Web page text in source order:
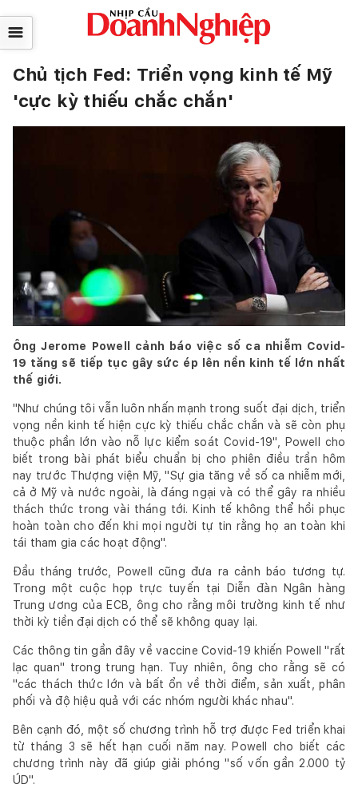
☰
Chủ tịch Fed: Triển vọng kinh tế Mỹ
'cực kỳ thiếu chắc chắn'
Ông Jerome Powell cảnh báo việc số ca nhiễm Covid-
19 tăng sẽ tiếp tục gây sức ép lên nền kinh tế lớn nhất
thế giới.
"Như chúng tôi vẫn luôn nhấn mạnh trong suốt đại dịch, triển
vọng nền kinh tế hiện cực kỳ thiếu chắc chắn và sẽ còn phụ
thuộc phần lớn vào nỗ lực kiểm soát Covid-19", Powell cho
biết trong bài phát biểu chuẩn bị cho phiên điều trần hôm
nay trước Thượng viện Mỹ, "Sự gia tăng về số ca nhiễm mới,
cả ở Mỹ và nước ngoài, là đáng ngại và có thể gây ra nhiều
thách thức trong vài tháng tới. Kinh tế không thể hồi phục
hoàn toàn cho đến khi mọi người tự tin rằng họ an toàn khi
tái tham gia các hoạt động".
Đầu tháng trước, Powell cũng đưa ra cảnh báo tương tự.
Trong một cuộc họp trực tuyến tại Diễn đàn Ngân hàng
Trung ương của ECB, ông cho rằng môi trường kinh tế như
thời kỳ tiền đại dịch có thể sẽ không quay lại.
Các thông tin gần đây về vaccine Covid-19 khiến Powell "rất
lạc quan" trong trung hạn. Tuy nhiên, ông cho rằng sẽ có
"các thách thức lớn và bất ổn về thời điểm, sản xuất, phân
phối và độ hiệu quả với các nhóm người khác nhau".
Bên cạnh đó, một số chương trình hỗ trợ được Fed triển khai
từ tháng 3 sẽ hết hạn cuối năm nay. Powell cho biết các
chương trình này đã giúp giải phóng "số vốn gần 2.000 tỷ
ÚD".